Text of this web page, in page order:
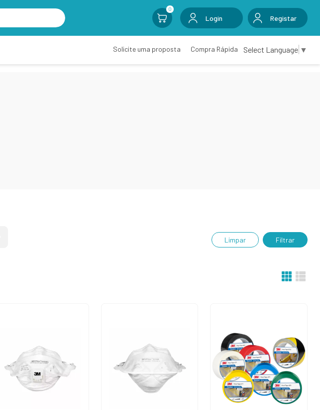
0
Login Registar
Solicite uma proposta Compra Rápida Select Language ▼
Limpar Filtrar